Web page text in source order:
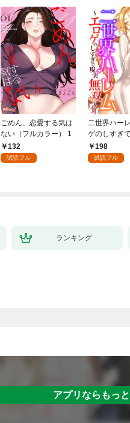
ごめん、恋愛する気は
ない（フルカラー） 1
132
試読フル
二世界ハー
ゲのしすぎ
～１198
試読フル
ランキング
アプリならもっ